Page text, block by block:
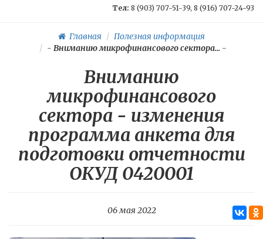
Тел: 8 (903) 707-51-39, 8 (916) 707-24-93
Главная
Полезная информация
- Вниманию микрофинансового сектора... -
Вниманию
микрофинансового
сектора - изменения
программа анкета для
подготовки отчетности
ОКУД 0420001
06 мая 2022